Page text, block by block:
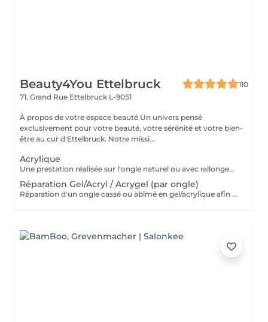
Beauty4You Ettelbruck
110
71, Grand Rue Ettelbruck L-9051
À propos de votre espace beauté Un univers pensé
exclusivement pour votre beauté, votre sérénité et votre bien-
être au cur d'Ettelbruck. Notre missi...
Acrylique
Une prestation réalisée sur l'ongle naturel ou avec rallongement, idéale pour des ongles solides, élégants et durables. * Préparation de l'ongle naturel * Mise en forme des ongles * Travail des cuticules * Application de l'acrylique * Finition au choix * 2 décorations incluses
Réparation Gel/Acryl / Acrygel (par ongle)
Réparation d'un ongle cassé ou abîmé en gel/acrylique afin de restaurer sa forme, sa solidité et son esthétique. Ce service est réalisé uniquement sur les ongles nécessitant une réparation.